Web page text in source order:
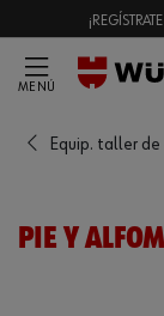
MENÚ
Equip. taller de
PIE Y